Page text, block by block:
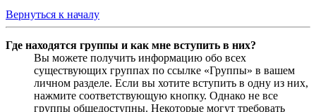
Вернуться к началу
Где находятся группы и как мне вступить в них?
Вы можете получить информацию обо всех
существующих группах по ссылке «Группы» в вашем
личном разделе. Если вы хотите вступить в одну из них,
нажмите соответствующую кнопку. Однако не все
группы общедоступны. Некоторые могут требовать